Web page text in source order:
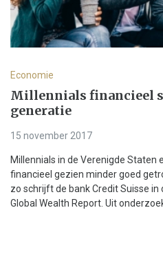
Economie
Millennials financieel
generatie
15 november 2017
Millennials in de Verenigde Staten
financieel gezien minder goed
zo schrijft de bank Credit Suisse
Global Wealth Report. Uit